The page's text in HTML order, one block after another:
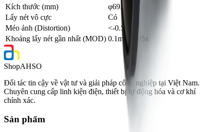
Kích thước (mm)
φ69.2×73.96
Lấy nét vô cực
Có
Méo ảnh (Distortion)
<-0.5%
Khoảng lấy nét gần nhất (MOD) 0.1m, 0.105x
ShopAHSO
Đối tác tin cậy về vật tư và giải pháp công nghiệp tại Việt Nam.
Chuyên cung cấp linh kiện điện, thiết bị tự động hóa và cơ khí
chính xác.
Sản phẩm